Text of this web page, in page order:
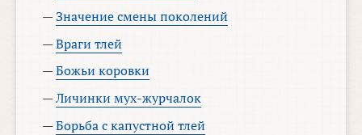
—Значение смены поколений
—Враги тлей
—Божьи коровки
—Личинки мух-журчалок
—Борьба с капустной тлей